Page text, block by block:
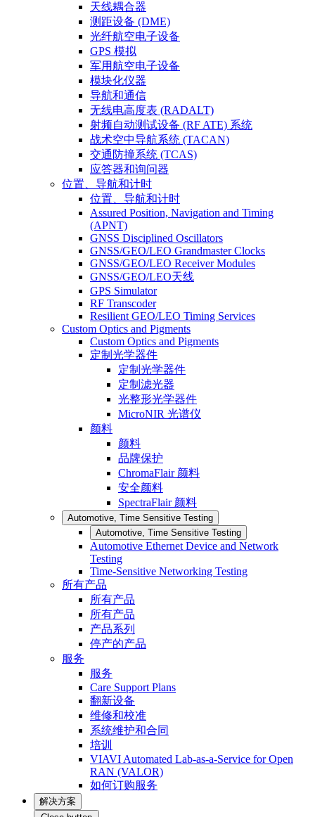
天线耦合器
测距设备 (DME)
光纤航空电子设备
GPS 模拟
军用航空电子设备
模块化仪器
导航和通信
无线电高度表 (RADALT)
射频自动测试设备 (RF ATE) 系统
战术空中导航系统 (TACAN)
交通防撞系统 (TCAS)
应答器和询问器
位置、导航和计时
位置、导航和计时
Assured Position, Navigation and Timing
(APNT)
GNSS Disciplined Oscillators
GNSS/GEO/LEO Grandmaster Clocks
GNSS/GEO/LEO Receiver Modules
GNSS/GEO/LEO天线
GPS Simulator
RF Transcoder
Resilient GEO/LEO Timing Services
Custom Optics and Pigments
Custom Optics and Pigments
定制光学器件
定制光学器件
定制滤光器
光整形光学器件
MicroNIR 光谱仪
颜料
颜料
品牌保护
ChromaFlair 颜料
安全颜料
SpectraFlair 颜料
Automotive, Time Sensitive Testing
Automotive, Time Sensitive Testing
Automotive Ethernet Device and Network
Testing
Time-Sensitive Networking Testing
所有产品
所有产品
所有产品
产品系列
停产的产品
服务
服务
Care Support Plans
翻新设备
维修和校准
系统维护和合同
培训
VIAVI Automated Lab-as-a-Service for Open
RAN (VALOR)
如何订购服务
解决方案